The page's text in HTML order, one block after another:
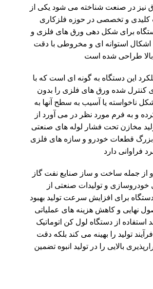
نیز در صنعت شناخته می شود یکی از
کلیدی و تخصصی در حوزه فلزکاری
برای شکل دهی ورق های فلزی و
اشکال استوانه ای و مخروطی با دقت
بالا طراحی شده است
این دستگاه به گونه ای است که با
کنترل شده ورق های فلزی را بدون
شکل ناخواسته یا آسیب به سطح آنها به
و به فرم مورد نظر در می آورد از
مخازن تحت فشار لوله های صنعتی
بزرگ قطعات خودرو و سازه های فلزی
فراوانی دارد
از جمله ساخت و ساز صنایع نفت گاز
خودروسازی و تولیدات صنعتی از
برای افزایش سرعت تولید بهبود
نهایی و کاهش هزینه های عملیاتی
استفاده از دستگاه لول کن اتوماتیک
تولید را بهینه می کند بلکه دقت
بالایی را در تولید انبوه تضمین